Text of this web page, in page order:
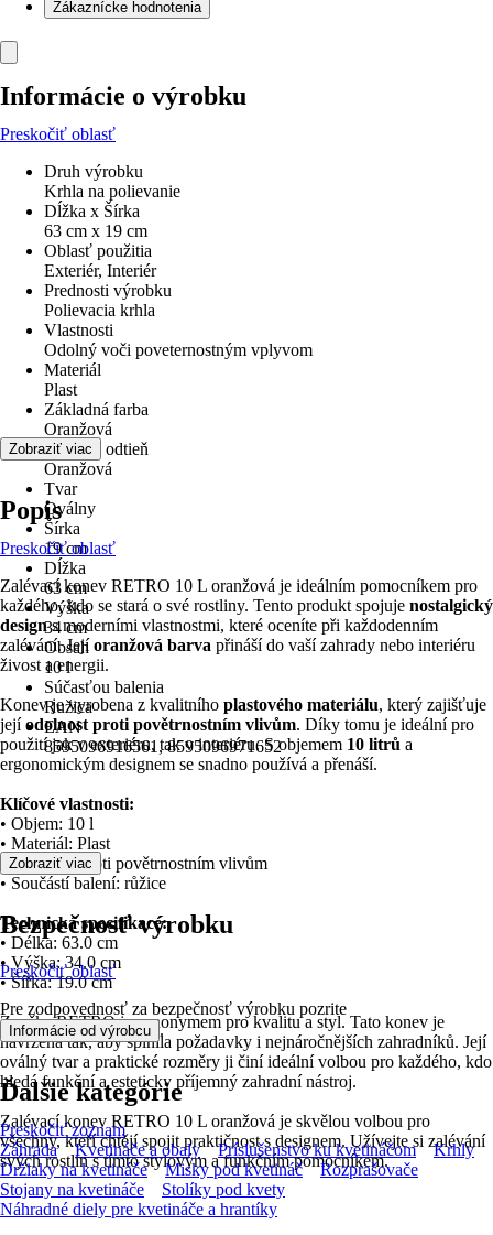
Zákaznícke hodnotenia
Informácie o výrobku
Preskočiť oblasť
Druh výrobku
Krhla na polievanie
Dĺžka x Šírka
63 cm x 19 cm
Oblasť použitia
Exteriér, Interiér
Prednosti výrobku
Polievacia krhla
Vlastnosti
Odolný voči poveternostným vplyvom
Materiál
Plast
Základná farba
Oranžová
Farebný odtieň
Oranžová
Tvar
Oválny
Šírka
19 cm
Dĺžka
63 cm
Výška
34 cm
Obsah
10 l
Súčasťou balenia
Ružica
EAN
8595096916561, 8595096971652
Zobraziť viac
Popis
Preskočiť oblasť
Zalévací konev RETRO 10 L oranžová je ideálním pomocníkem pro
každého, kdo se stará o své rostliny. Tento produkt spojuje nostalgický
designs moderními vlastnostmi, které oceníte při každodenním
zalévání. Jejíoranžová barva přináší do vaší zahrady nebo interiéru
živost a energii.
Konev je vyrobena z kvalitního plastového materiálu, který zajišťuje
jejíodolnost proti povětrnostním vlivům. Díky tomu je ideální pro
použití jak v exteriéru, tak v interiéru. S objemem 10 litrů a
ergonomickým designem se snadno používá a přenáší.
Klíčové vlastnosti:
• Objem: 10 l
• Materiál: Plast
• Odolnost proti povětrnostním vlivům
• Součástí balení: růžice
Technická specifikace:
• Délka: 63.0 cm
• Výška: 34.0 cm
• Šířka: 19.0 cm
Značka RETRO je synonymem pro kvalitu a styl. Tato konev je
navržena tak, aby splnila požadavky i nejnáročnějších zahradníků. Její
oválný tvar a praktické rozměry ji činí ideální volbou pro každého, kdo
hledá funkční a esteticky příjemný zahradní nástroj.
Zalévací konev RETRO 10 L oranžová je skvělou volbou pro
všechny, kteří chtějí spojit praktičnost s designem. Užívejte si zalévání
svých rostlin s tímto stylovým a funkčním pomocníkem.
Zobraziť viac
Bezpečnosť výrobku
Preskočiť oblasť
Pre zodpovednosť za bezpečnosť výrobku pozrite
Informácie od výrobcu .
Ďalšie kategórie
Preskočiť zoznam
Záhrada
Kvetináče a obaly Príslušenstvo ku kvetináčom
Krhly
Držiaky na kvetináče
Misky pod kvetináč
Rozprašovače
Stojany na kvetináče
Stolíky pod kvety
Náhradné diely pre kvetináče a hrantíky